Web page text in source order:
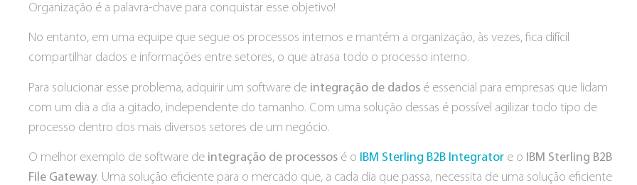
Organização é a palavra-chave para conquistar esse objetivo!
No entanto, em uma equipe que segue os processos internos e mantém a organização, às vezes, fica difícil
compartilhar dados e informações entre setores, o que atrasa todo o processo interno.
Para solucionar esse problema, adquirir um software de integração de dados é essencial para empresas que lidam
com um dia a dia a gitado, independente do tamanho. Com uma solução dessas é possível agilizar todo tipo de
processo dentro dos mais diversos setores de um negócio.
O melhor exemplo de software de integração de processos é o IBM Sterling B2B Integrator e o IBM Sterling B2B
File Gateway. Uma solução eficiente para o mercado que, a cada dia que passa, necessita de uma solução eficiente